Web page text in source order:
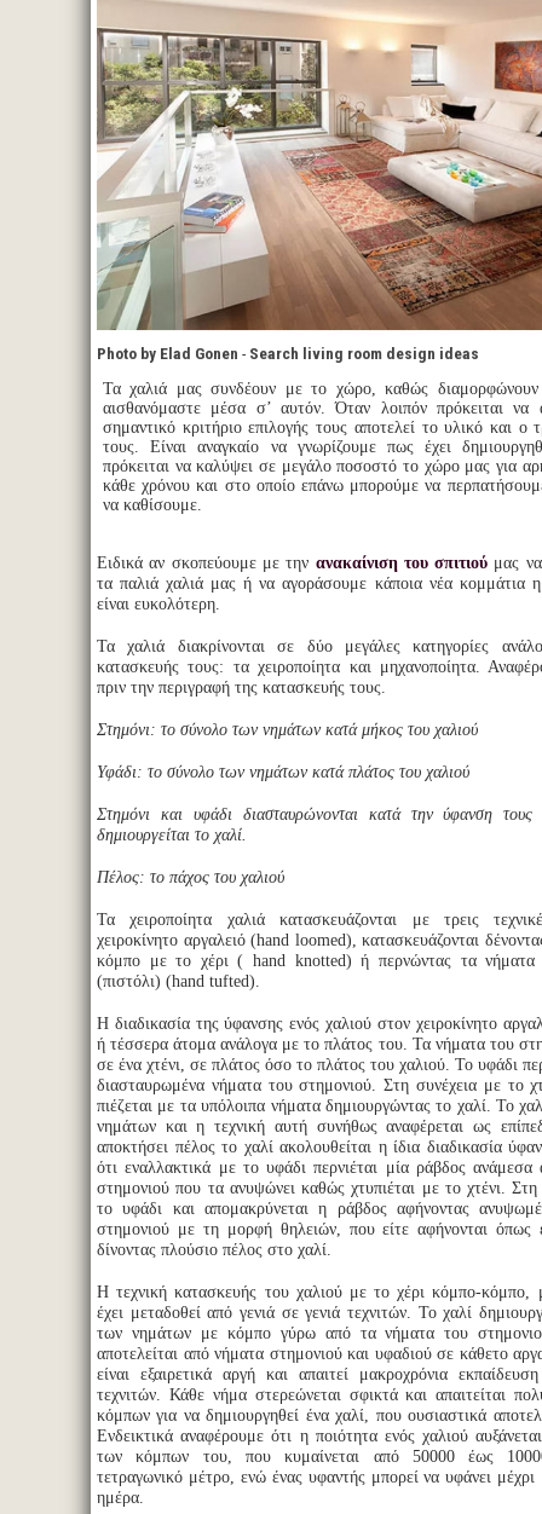
Photo by Elad Gonen - Search living room design ideas
Τα χαλιά μας συνδέουν με το χώρο, καθώς
αισθανόμαστε μέσα σ’ αυτόν. Όταν λοιπόν πρόκειται να
σημαντικό κριτήριο επιλογής τους αποτελεί το υλικό και ο
τους. Είναι αναγκαίο να γνωρίζουμε πως έχει
πρόκειται να καλύψει σε μεγάλο ποσοστό το χώρο μας για
κάθε χρόνου και στο οποίο επάνω μπορούμε να
να καθίσουμε.
Ειδικά αν σκοπεύουμε με την ανακαίνιση του σπιτιού μας
τα παλιά χαλιά μας ή να αγοράσουμε κάποια νέα κομμάτια
είναι ευκολότερη.
Τα χαλιά διακρίνονται σε δύο μεγάλες κατηγορίες
κατασκευής τους: τα χειροποίητα και μηχανοποίητα.
πριν την περιγραφή της κατασκευής τους.
Στημόνι: το σύνολο των νημάτων κατά μήκος του χαλιού
Υφάδι: το σύνολο των νημάτων κατά πλάτος του χαλιού
Στημόνι και υφάδι διασταυρώνονται κατά την ύφανση τους
δημιουργείται το χαλί.
Πέλος: το πάχος του χαλιού
Τα χειροποίητα χαλιά κατασκευάζονται με τρεις
χειροκίνητο αργαλειό (hand loomed), κατασκευάζονται
κόμπο με το χέρι ( hand knotted) ή περνώντας τα νήματα
(πιστόλι) (hand tufted).
Η διαδικασία της ύφανσης ενός χαλιού στον χειροκίνητο
ή τέσσερα άτομα ανάλογα με το πλάτος του. Τα νήματα του
σε ένα χτένι, σε πλάτος όσο το πλάτος του χαλιού. Το υφάδι
διασταυρωμένα νήματα του στημονιού. Στη συνέχεια με το
πιέζεται με τα υπόλοιπα νήματα δημιουργώντας το χαλί. Το
νημάτων και η τεχνική αυτή συνήθως αναφέρεται ως
αποκτήσει πέλος το χαλί ακολουθείται η ίδια διαδικασία
ότι εναλλακτικά με το υφάδι περνιέται μία ράβδος
στημονιού που τα ανυψώνει καθώς χτυπιέται με το χτένι. Στη
το υφάδι και απομακρύνεται η ράβδος αφήνοντας
στημονιού με τη μορφή θηλειών, που είτε αφήνονται όπως
δίνοντας πλούσιο πέλος στο χαλί.
Η τεχνική κατασκευής του χαλιού με το χέρι κόμπο-κόμπο,
έχει μεταδοθεί από γενιά σε γενιά τεχνιτών. Το χαλί
των νημάτων με κόμπο γύρω από τα νήματα του
αποτελείται από νήματα στημονιού και υφαδιού σε κάθετο
είναι εξαιρετικά αργή και απαιτεί μακροχρόνια
τεχνιτών. Κάθε νήμα στερεώνεται σφικτά και απαιτείται
κόμπων για να δημιουργηθεί ένα χαλί, που ουσιαστικά
Ενδεικτικά αναφέρουμε ότι η ποιότητα ενός χαλιού
των κόμπων του, που κυμαίνεται από 50000 έως
τετραγωνικό μέτρο, ενώ ένας υφαντής μπορεί να υφάνει
ημέρα.